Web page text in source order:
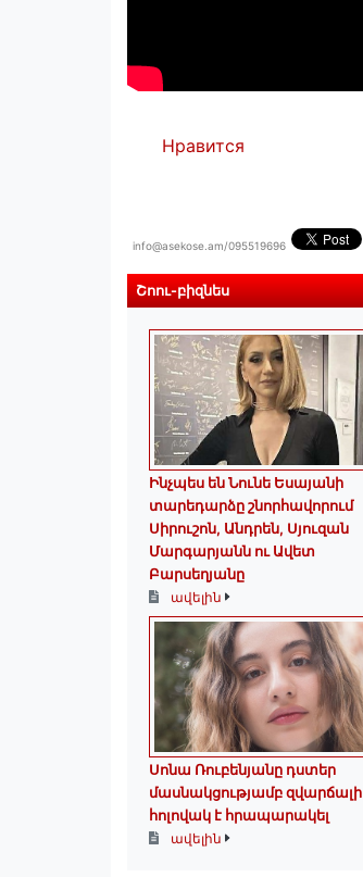
Нравится
info@asekose.am/095519696
Շոու-բիզնես
Ինչպես են Նունե Եսայանի
տարեդարձը շնորհավորում
Սիրուշոն, Անդրեն, Սյուզան
Մարգարյանն ու Ավետ
Բարսեղյանը
ավելին
Սոնա Ռուբենյանը դստեր
մասնակցությամբ զվարճալի
հոլովակ է հրապարակել
ավելին